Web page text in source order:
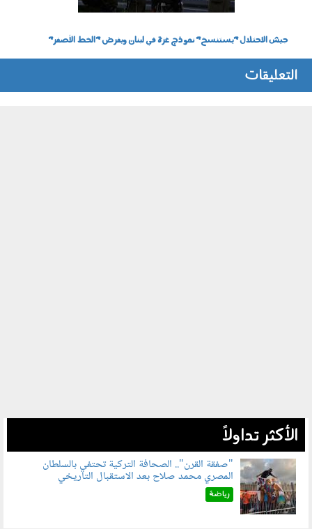
جيش الاحتلال "يستنسخ" نموذج غزة في لبنان ويفرض "الخط الأصفر"
التعليقات
الأكثر تداولاً
070801.jpg
"صفقة القرن".. الصحافة التركية تحتفي بالسلطان
المصري محمد صلاح بعد الاستقبال التاريخي
رياضة